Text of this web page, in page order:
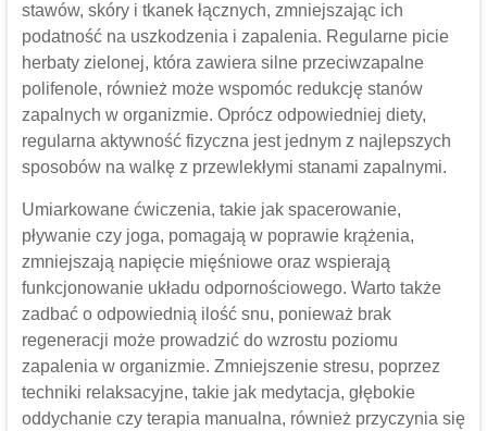
stawów, skóry i tkanek łącznych, zmniejszając ich
podatność na uszkodzenia i zapalenia. Regularne picie
herbaty zielonej, która zawiera silne przeciwzapalne
polifenole, również może wspomóc redukcję stanów
zapalnych w organizmie. Oprócz odpowiedniej diety,
regularna aktywność fizyczna jest jednym z najlepszych
sposobów na walkę z przewlekłymi stanami zapalnymi.
Umiarkowane ćwiczenia, takie jak spacerowanie,
pływanie czy joga, pomagają w poprawie krążenia,
zmniejszają napięcie mięśniowe oraz wspierają
funkcjonowanie układu odpornościowego. Warto także
zadbać o odpowiednią ilość snu, ponieważ brak
regeneracji może prowadzić do wzrostu poziomu
zapalenia w organizmie. Zmniejszenie stresu, poprzez
techniki relaksacyjne, takie jak medytacja, głębokie
oddychanie czy terapia manualna, również przyczynia się